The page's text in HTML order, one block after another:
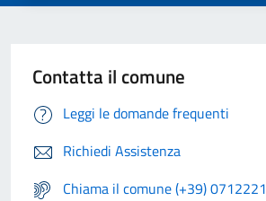
Contatta il comune
Leggi le domande frequenti
Richiedi Assistenza
Chiama il comune (+39) 0712221